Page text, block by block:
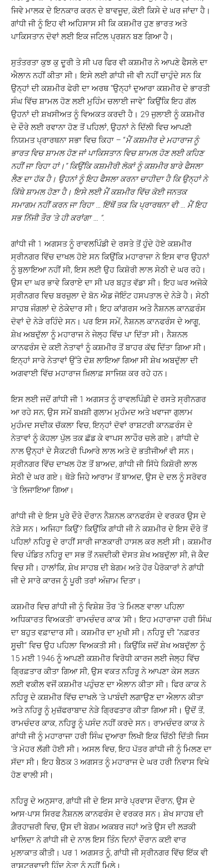
ਜਿਵੇ ਮਾਲਕ ਦੇ ਇਨਕਾਰ ਕਰਨ ਦੇ ਬਾਵਜੂਦ, ਕੋਈ ਕਿਸੇ ਦੇ ਘਰ ਜਾਂਦਾ ਹੈ।
ਗਾਂਧੀ ਜੀ ਨੂੰ ਇਹ ਵੀ ਅਹਿਸਾਸ ਸੀ ਕਿ ਕਸ਼ਮੀਰ ਹੁਣ ਭਾਰਤ ਅਤੇ
ਪਾਕਿਸਤਾਨ ਦੋਵਾਂ ਲਈ ਇਕ ਜਟਿਲ ਪ੍ਰਸ਼ਨ ਬਣ ਗਿਆ ਹੈ।
ਸੁਤੰਤਰਤਾ ਕੁਝ ਕੁ ਦੂਰੀ ਤੇ ਸੀ ਪਰ ਫਿਰ ਵੀ ਕਸ਼ਮੀਰ ਨੇ ਆਪਣੇ ਫੈਸਲੇ ਦਾ
ਐਲਾਨ ਨਹੀਂ ਕੀਤਾ ਸੀ। ਇਸੇ ਲਈ ਗਾਂਧੀ ਜੀ ਵੀ ਨਹੀਂ ਚਾਹੁੰਦੇ ਸਨ ਕਿ
ਉਨ੍ਹਾਂ ਦੀ ਕਸ਼ਮੀਰ ਫੇਰੀ ਦਾ ਅਰਥ “ਉਨ੍ਹਾਂ ਦੁਆਰਾ ਕਸ਼ਮੀਰ ਦੇ ਭਾਰਤੀ
ਸੰਘ ਵਿੱਚ ਸ਼ਾਮਲ ਹੋਣ ਲਈ ਮੁਹਿੰਮ ਚਲਾਈ ਜਾਵੇ” ਕਿਉਂਕਿ ਇਹ ਗੱਲ
ਉਹਨਾਂ ਦੀ ਸ਼ਖਸੀਅਤ ਨੂੰ ਵਿਅਕਤ ਕਰਦੀ ਹੈ। 29 ਜੁਲਾਈ ਨੂੰ ਕਸ਼ਮੀਰ
ਦੇ ਦੌਰੇ ਲਈ ਰਵਾਨਾ ਹੋਣ ਤੋਂ ਪਹਿਲਾਂ, ਉਹਨਾਂ ਨੇ ਦਿੱਲੀ ਵਿਚ ਆਪਣੀ
ਨਿਯਮਤ ਪ੍ਰਾਰਥਨਾ ਸਭਾ ਵਿਚ ਕਿਹਾ – “ਮੈਂ ਕਸ਼ਮੀਰ ਦੇ ਮਹਾਰਾਜ ਨੂੰ
ਭਾਰਤ ਵਿਚ ਸ਼ਾਮਲ ਹੋਣ ਜਾਂ ਪਾਕਿਸਤਾਨ ਵਿਚ ਸ਼ਾਮਲ ਹੋਣ ਲਈ ਕਹਿਣ
ਨਹੀਂ ਜਾ ਰਿਹਾ ਹਾਂ। ” ਕਿਉਂਕਿ ਕਸ਼ਮੀਰੀ ਲੋਕਾਂ ਨੂੰ ਕਸ਼ਮੀਰ ਬਾਰੇ ਫੈਸਲਾ
ਲੈਣ ਦਾ ਹੱਕ ਹੈ। ਉਹਨਾਂ ਨੂੰ ਇਹ ਫੈਸਲਾ ਕਰਨਾ ਚਾਹੀਦਾ ਹੈ ਕਿ ਉਨ੍ਹਾਂ ਨੇ
ਕਿੱਥੇ ਸ਼ਾਮਲ ਹੋਣਾ ਹੈ। ਇਸੇ ਲਈ ਮੈਂ ਕਸ਼ਮੀਰ ਵਿੱਚ ਕੋਈ ਜਨਤਕ
ਸਮਾਗਮ ਨਹੀਂ ਕਰਨ ਜਾ ਰਿਹਾ … ਇੱਥੋਂ ਤਕ ਕਿ ਪ੍ਰਾਰਥਨਾ ਵੀ … ਮੈਂ ਇਹ
ਸਭ ਨਿੱਜੀ ਤੌਰ ‘ਤੇ ਹੀ ਕਰਾਂਗਾ … “.
ਗਾਂਧੀ ਜੀ 1 ਅਗਸਤ ਨੂੰ ਰਾਵਲਪਿੰਡੀ ਦੇ ਰਸਤੇ ਤੋਂ ਹੁੰਦੇ ਹੋਏ ਕਸ਼ਮੀਰ
ਸ੍ਰੀਨਗਰ ਵਿੱਚ ਦਾਖਲ ਹੋਏ ਸਨ ਕਿਉਂਕਿ ਮਹਾਰਾਜਾ ਨੇ ਇਸ ਵਾਰ ਉਹਨਾਂ
ਨੂੰ ਬੁਲਾਇਆ ਨਹੀਂ ਸੀ, ਇਸ ਲਈ ਉਹ ਕਿਸ਼ੋਰੀ ਲਾਲ ਸੇਠੀ ਦੇ ਘਰ ਰਹੇ।
ਉਸ ਦਾ ਘਰ ਭਾਵੇ ਕਿਰਾਏ ਦਾ ਸੀ ਪਰ ਬਹੁਤ ਵੱਡਾ ਸੀ। ਇਹ ਘਰ ਅਜੋਕੇ
ਸ੍ਰੀਨਗਰ ਵਿਚ ਬਰਜ਼ੁਲਾ ਦੇ ਬੋਨ ਐਡ ਜੋਇੰਟ ਹਸਪਤਾਲ ਦੇ ਨੇੜੇ ਹੈ। ਸੇਠੀ
ਸਾਹਬ ਜੰਗਲਾਂ ਦੇ ਠੇਕੇਦਾਰ ਸੀ। ਇਹ ਕਾਂਗਰਸ ਅਤੇ ਨੈਸ਼ਨਲ ਕਾਨਫ਼ਰੰਸ
ਦੋਵਾਂ ਦੇ ਨੇੜੇ ਰਹਿੰਦੇ ਸਨ। ਪਰ ਇਸ ਸਮੇਂ, ਨੈਸ਼ਨਲ ਕਾਨਫਰੰਸ ਦੇ ਆਗੂ,
ਸ਼ੇਖ ਅਬਦੁੱਲਾ ਨੂੰ ਮਹਾਰਾਜ ਨੇ ਜੇਲ੍ਹ ਵਿੱਚ ਪਾ ਦਿੱਤਾ ਸੀ। ਨੈਸ਼ਨਲ
ਕਾਨਫਰੰਸ ਦੇ ਕਈ ਨੇਤਾਵਾਂ ਨੂੰ ਕਸ਼ਮੀਰ ਤੋਂ ਬਾਹਰ ਕੱਢ ਦਿੱਤਾ ਗਿਆ ਸੀ।
ਇਨ੍ਹਾਂ ਸਾਰੇ ਨੇਤਾਵਾਂ ਉੱਤੇ ਦੋਸ਼ ਲਾਇਆ ਗਿਆ ਸੀ ਸ਼ੇਖ ਅਬਦੁੱਲਾ ਦੀ
ਅਗਵਾਈ ਵਿੱਚ ਮਹਾਰਾਜ ਖ਼ਿਲਾਫ਼ ਸਾਜਿਸ਼ ਕਰ ਰਹੇ ਹਨ।
ਇਸ ਲਈ ਜਦੋਂ ਗਾਂਧੀ ਜੀ 1 ਅਗਸਤ ਨੂੰ ਰਾਵਲਪਿੰਡੀ ਦੇ ਰਸਤੇ ਸ੍ਰੀਨਗਰ
ਆ ਰਹੇ ਸਨ, ਉਸ ਸਮੇਂ ਬਖ਼ਸ਼ੀ ਗੁਲਾਮ ਮੁਹੰਮਦ ਅਤੇ ਖਵਾਜਾ ਗੁਲਾਮ
ਮੁਹੰਮਦ ਸਦੀਕ ਚੱਕਲਾ ਵਿਚ, ਇਨ੍ਹਾਂ ਦੋਵਾਂ ਰਾਸ਼ਟਰੀ ਕਾਨਫ਼ਰੰਸ ਦੇ
ਨੇਤਾਵਾਂ ਨੂੰ ਕੋਹਲਾ ਪੁੱਲ ਤਕ ਛੱਡ ਕੇ ਵਾਪਸ ਲਾਹੌਰ ਚਲੇ ਗਏ। ਗਾਂਧੀ ਦੇ
ਨਾਲ ਉਨ੍ਹਾਂ ਦੇ ਸੈਕਟਰੀ ਪਿਆਰੇ ਲਾਲ ਅਤੇ ਦੋ ਭਤੀਜੀਆਂ ਵੀ ਸਨ।
ਸ੍ਰੀਨਗਰ ਵਿੱਚ ਦਾਖਲ ਹੋਣ ਤੋਂ ਬਾਅਦ, ਗਾਂਧੀ ਜੀ ਸਿੱਧੇ ਕਿਸ਼ੋਰੀ ਲਾਲ
ਸੇਠੀ ਦੇ ਘਰ ਗਏ। ਥੋੜੇ ਜਿਹੇ ਆਰਾਮ ਤੋਂ ਬਾਅਦ, ਉਸ ਦੇ ਦਲ ਨੂੰ ਸਰੋਵਰ
‘ਤੇ ਲਿਜਾਇਆ ਗਿਆ।
ਗਾਂਧੀ ਜੀ ਦੇ ਇਸ ਪੂਰੇ ਦੌਰੇ ਦੌਰਾਨ ਨੈਸ਼ਨਲ ਕਾਨਫਰੰਸ ਦੇ ਵਰਕਰ ਉਸ ਦੇ
ਨੇੜੇ ਸਨ। ਅਜਿਹਾ ਕਿਉਂ? ਕਿਉਂਕਿ ਗਾਂਧੀ ਜੀ ਨੇ ਕਸ਼ਮੀਰ ਦੇ ਇਸ ਦੌਰੇ ਤੋਂ
ਪਹਿਲਾਂ ਨਹਿਰੂ ਦੇ ਰਾਹੀਂ ਸਾਰੀ ਜਾਣਕਾਰੀ ਹਾਸਲ ਕਰ ਲਈ ਸੀ। ਕਸ਼ਮੀਰ
ਵਿਚ ਪੰਡਿਤ ਨਹਿਰੂ ਦਾ ਸਭ ਤੋਂ ਨਜ਼ਦੀਕੀ ਦੋਸਤ ਸ਼ੇਖ ਅਬਦੁੱਲਾ ਸੀ, ਜੋ ਕੈਦ
ਵਿਚ ਸੀ। ਹਾਲਾਂਕਿ, ਸ਼ੇਖ ਸਾਹਬ ਦੀ ਬੇਗਮ ਅਤੇ ਹੋਰ ਪੈਰੋਕਾਰਾਂ ਨੇ ਗਾਂਧੀ
ਜੀ ਦੇ ਸਾਰੇ ਕਾਰਜ ਨੂੰ ਪੂਰੀ ਤਰਾਂ ਅੰਜ਼ਾਮ ਦਿਤਾ।
ਕਸ਼ਮੀਰ ਵਿਚ ਗਾਂਧੀ ਜੀ ਨੂੰ ਵਿਸ਼ੇਸ਼ ਤੌਰ ‘ਤੇ ਮਿਲਣ ਵਾਲਾ ਪਹਿਲਾ
ਅਧਿਕਾਰਤ ਵਿਅਕਤੀ’ ਰਾਮਚੰਦਰ ਕਾਕ ‘ਸੀ। ਇਹ ਮਹਾਰਾਜਾ ਹਰੀ ਸਿੰਘ
ਦਾ ਬਹੁਤ ਵਫ਼ਾਦਾਰ ਸੀ। ਕਸ਼ਮੀਰ ਦਾ ਮੁਖੀ ਸੀ। ਨਹਿਰੂ ਦੀ “ਨਫ਼ਰਤ
ਸੂਚੀ” ਵਿਚ ਉਹ ਪਹਿਲਾ ਵਿਅਕਤੀ ਸੀ। ਕਿਉਂਕਿ ਜਦੋਂ ਸ਼ੇਖ ਅਬਦੁੱਲਾ ਨੂੰ
15 ਮਈ 1946 ਨੂੰ ਆਪਣੀ ਕਸ਼ਮੀਰ ਵਿਰੋਧੀ ਕਾਰਜ ਲਈ ਜੇਲ੍ਹ ਵਿੱਚ
ਗ੍ਰਿਫ਼ਤਾਰ ਕੀਤਾ ਗਿਆ ਸੀ, ਉਸ ਵਕਤ ਨਹਿਰੂ ਨੇ ਆਪਣਾ ਕੇਸ ਲੜਨ
ਲਈ ਵਕੀਲ ਵਜੋਂ ਕਸ਼ਮੀਰ ਪਹੁੰਚਣ ਦਾ ਐਲਾਨ ਕੀਤਾ ਸੀ। ਫਿਰ ਕਾਕ ਨੇ
ਨਹਿਰੂ ਦੇ ਕਸ਼ਮੀਰ ਵਿੱਚ ਦਾਖਲੇ ‘ਤੇ ਪਾਬੰਦੀ ਲਗਾਉਣ ਦਾ ਐਲਾਨ ਕੀਤਾ
ਅਤੇ ਨਹਿਰੂ ਨੂੰ ਮੁਜ਼ੱਫਰਾਬਾਦ ਨੇੜੇ ਗ੍ਰਿਫਤਾਰ ਕੀਤਾ ਗਿਆ ਸੀ। ਉਦੋਂ ਤੋਂ,
ਰਾਮਚੰਦਰ ਕਾਕ, ਨਹਿਰੂ ਨੂੰ ਪਸੰਦ ਨਹੀਂ ਕਰਦੇ ਸਨ। ਰਾਮਚੰਦਰ ਕਾਕ ਨੇ
ਗਾਂਧੀ ਜੀ ਨੂੰ ਮਹਾਰਾਜਾ ਹਰੀ ਸਿੰਘ ਦੁਆਰਾ ਲਿਖੀ ਇਕ ਚਿੱਠੀ ਦਿੱਤੀ ਜਿਸ
‘ਤੇ ਮੋਹਰ ਲੱਗੀ ਹੋਈ ਸੀ। ਅਸਲ ਵਿਚ, ਇਹ ਪੱਤਰ ਗਾਂਧੀ ਜੀ ਨੂੰ ਮਿਲਣ ਦਾ
ਸੱਦਾ ਸੀ। ਇਹ ਬੈਠਕ 3 ਅਗਸਤ ਨੂੰ ਮਹਾਰਾਜ ਦੇ ਘਰ ਹਰੀ ਨਿਵਾਸ ਵਿਖੇ
ਹੋਣ ਵਾਲੀ ਸੀ।
ਨਹਿਰੂ ਦੇ ਅਨੁਸਾਰ, ਗਾਂਧੀ ਜੀ ਦੇ ਇਸ ਸਾਰੇ ਪ੍ਰਵਾਸ ਦੌਰਾਨ, ਉਸ ਦੇ
ਆਸ-ਪਾਸ ਸਿਰਫ ਨੈਸ਼ਨਲ ਕਾਨਫਰੰਸ ਦੇ ਵਰਕਰ ਸਨ। ਸ਼ੇਖ ਸਾਹਬ ਦੀ
ਗ਼ੈਰਹਾਜ਼ਰੀ ਵਿਚ, ਉਸ ਦੀ ਬੇਗਮ ਅਕਬਰ ਜਹਾਂ ਅਤੇ ਉਸ ਦੀ ਲੜਕੀ
ਖਾਲਿਦਾ ਨੇ ਗਾਂਧੀ ਜੀ ਦੇ ਨਾਲ ਇਸ ਤਿੰਨ ਦਿਨਾਂ ਦੌਰਾਨ ਕਈ ਵਾਰ
ਮੁਲਾਕਾਤ ਕੀਤੀ। ਪਰ 1 ਅਗਸਤ ਨੂੰ, ਗਾਂਧੀ ਜੀ ਸ੍ਰੀਨਗਰ ਵਿੱਚ ਇੱਕ ਵੀ
ਰਾਸ਼ਟਰਵਾਦੀ ਹਿੰਦੂ ਨੇਤਾ ਨੂੰ ਨਹੀਂ ਮਿਲੇ।